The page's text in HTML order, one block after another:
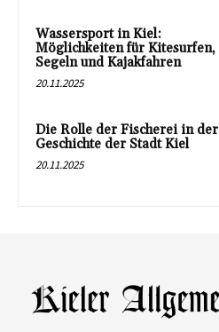
Wassersport in Kiel:
Möglichkeiten für Kitesurfen,
Segeln und Kajakfahren
20.11.2025
Die Rolle der Fischerei in der
Geschichte der Stadt Kiel
20.11.2025